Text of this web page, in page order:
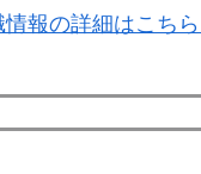
報の詳細はこち